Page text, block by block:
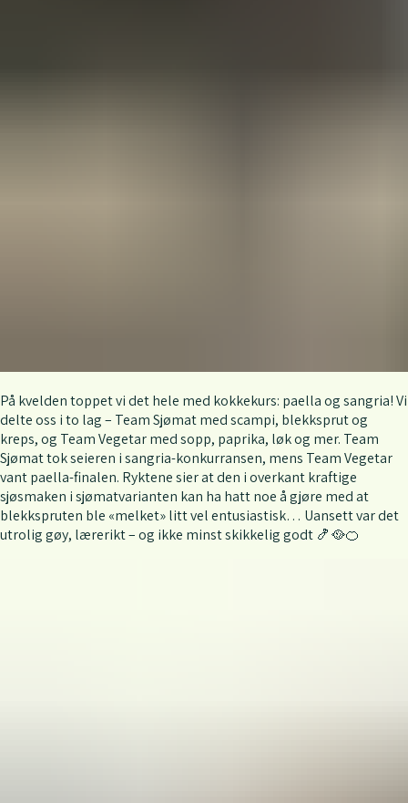
På kvelden toppet vi det hele med kokkekurs: paella og sangria! Vi
delte oss i to lag – Team Sjømat med scampi, blekksprut og
kreps, og Team Vegetar med sopp, paprika, løk og mer. Team
Sjømat tok seieren i sangria-konkurransen, mens Team Vegetar
vant paella-finalen. Ryktene sier at den i overkant kraftige
sjøsmaken i sjømatvarianten kan ha hatt noe å gjøre med at
blekkspruten ble «melket» litt vel entusiastisk… Uansett var det
utrolig gøy, lærerikt – og ikke minst skikkelig godt 🍤🥘🍊